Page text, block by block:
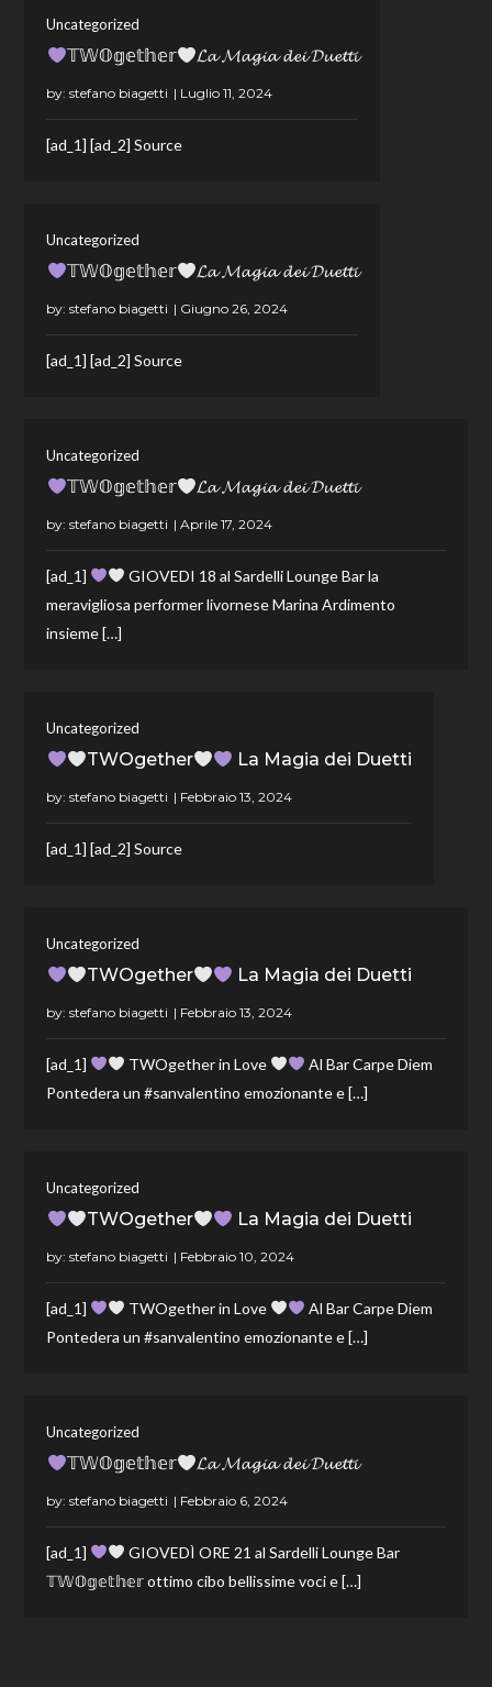
Uncategorized
𝕋𝕎𝕆𝕘𝕖𝕥𝕙𝕖𝕣 𝓛𝓪 𝓜𝓪𝓰𝓲𝓪 𝓭𝓮𝓲 𝓓𝓾𝓮𝓽𝓽𝓲
by:stefano biagetti
[ad_1] [ad_2] Source
Uncategorized
𝕋𝕎𝕆𝕘𝕖𝕥𝕙𝕖𝕣 𝓛𝓪 𝓜𝓪𝓰𝓲𝓪 𝓭𝓮𝓲 𝓓𝓾𝓮𝓽𝓽𝓲
by:stefano biagetti
[ad_1] [ad_2] Source
Uncategorized
𝕋𝕎𝕆𝕘𝕖𝕥𝕙𝕖𝕣 𝓛𝓪 𝓜𝓪𝓰𝓲𝓪 𝓭𝓮𝓲 𝓓𝓾𝓮𝓽𝓽𝓲
by:stefano biagetti
[ad_1]
GIOVEDI 18 al Sardelli Lounge Bar la
meravigliosa performer livornese Marina Ardimento
insieme […]
Uncategorized
TWOgether La Magia dei Duetti
by:stefano biagetti
[ad_1] [ad_2] Source
Uncategorized
TWOgether La Magia dei Duetti
by:stefano biagetti
[ad_1] TWOgether in Love
Al Bar Carpe Diem
Pontedera un #sanvalentino emozionante e […]
Uncategorized
TWOgether La Magia dei Duetti
by:stefano biagetti
[ad_1] TWOgether in Love
Al Bar Carpe Diem
Pontedera un #sanvalentino emozionante e […]
Uncategorized
𝕋𝕎𝕆𝕘𝕖𝕥𝕙𝕖𝕣 𝓛𝓪 𝓜𝓪𝓰𝓲𝓪 𝓭𝓮𝓲 𝓓𝓾𝓮𝓽𝓽𝓲
by:stefano biagetti
[ad_1]
GIOVEDÌ ORE 21 al Sardelli Lounge Bar
𝕋𝕎𝕆𝕘𝕖𝕥𝕙𝕖𝕣 ottimo cibo bellissime voci e […]